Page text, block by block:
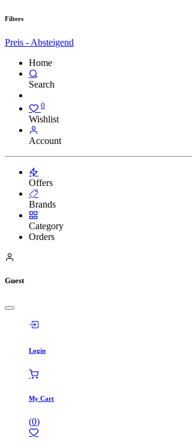
Filters
Preis - Absteigend
Home
Search
0
Wishlist
Account
Offers
Brands
Category
Orders
Guest
Login
My Cart
(0)